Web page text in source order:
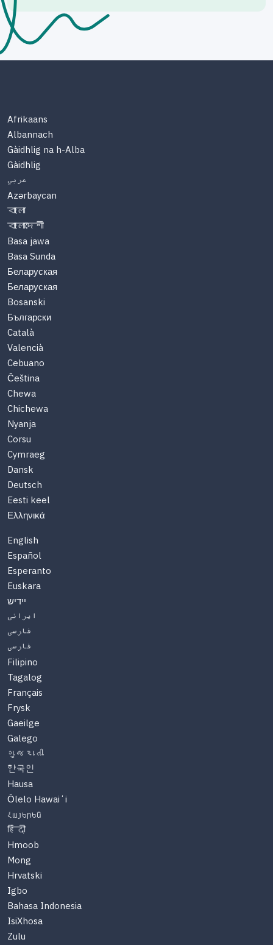
Afrikaans
Albannach
Gàidhlig na h-Alba
Gàidhlig
عربي
Azərbaycan
বাংলা
বাংলাদেশী
Basa jawa
Basa Sunda
Беларуская
Беларуская
Bosanski
Български
Català
Valencià
Cebuano
Čeština
Chewa
Chichewa
Nyanja
Corsu
Cymraeg
Dansk
Deutsch
Eesti keel
Ελληνικά
English
Español
Esperanto
Euskara
יידיש
ایرانی
فارسی
فارسی
Filipino
Tagalog
Français
Frysk
Gaeilge
Galego
ગુજરાતી
한국인
Hausa
Ōlelo Hawaiʻi
Հայերեն
हिंदी
Hmoob
Mong
Hrvatski
Igbo
Bahasa Indonesia
IsiXhosa
Zulu